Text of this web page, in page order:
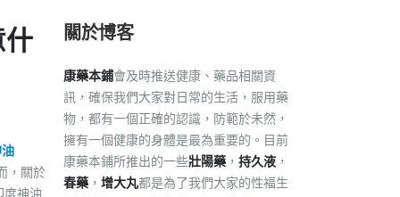
，關於
度神油
關於博客
康藥本鋪會及時推送健康、藥品相關資
訊，確保我們大家對日常的生活，服用藥
物，都有一個正確的認識，防範於未然，
擁有一個健康的身體是最為重要的。目前
康藥本鋪所推出的一些壯陽藥 ， 持久液 ，
春藥 ， 增大丸都是為了我們大家的性福生